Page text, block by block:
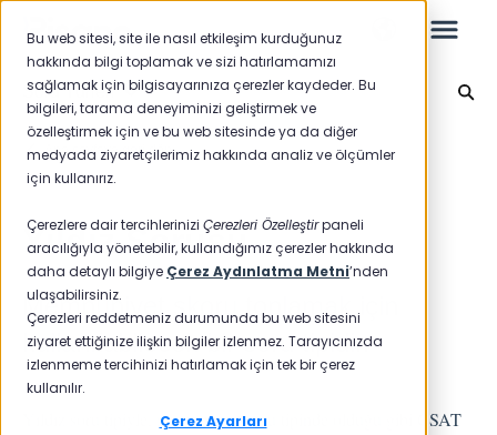
Bu web sitesi, site ile nasıl etkileşim kurduğunuz
hakkında bilgi toplamak ve sizi hatırlamamızı
sağlamak için bilgisayarınıza çerezler kaydeder. Bu
bilgileri, tarama deneyiminizi geliştirmek ve
özelleştirmek için ve bu web sitesinde ya da diğer
medyada ziyaretçilerimiz hakkında analiz ve ölçümler
için kullanırız.
Çerezlere dair tercihlerinizi Çerezleri Özelleştirpaneli
aracılığıyla yönetebilir, kullandığımız çerezler hakkında
daha detaylı bilgiye Çerez Aydınlatma Metni’nden
ulaşabilirsiniz.
Çerezleri reddetmeniz durumunda bu web sitesini
ziyaret ettiğinize ilişkin bilgiler izlenmez. Tarayıcınızda
izlenmeme tercihinizi hatırlamak için tek bir çerez
kullanılır.
Çerez Ayarları
Soru Türleri
Leo
Yeni Başlayanlar İçin
Raporlar
NPS
CSAT
Ana sayfaya geri dön
Yıldız Sorusu
Memnuniyet skoru toplamak için
kullanılabilecek bir soru tipidir.
Yıldız soru tipiyle, memnuniyet soru tipinde olduğu gibi CSAT